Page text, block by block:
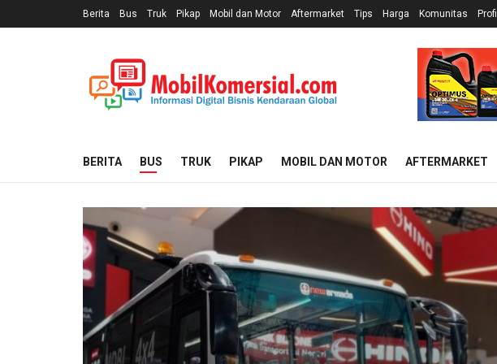
Berita Bus Truk Pikap Mobil dan Motor Aftermarket Tips Harga Komunitas Profil
BERITA BUS TRUK PIKAP MOBIL DAN MOTOR AFTERMARKET